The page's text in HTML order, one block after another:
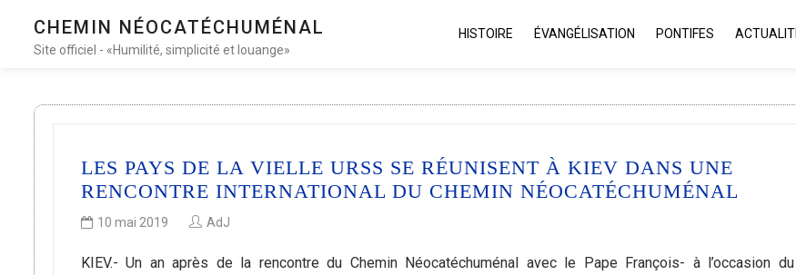
CHEMIN NÉOCATÉCHUMÉNAL
Site officiel - «Humilité, simplicité et louange»
HISTOIRE ÉVANGÉLISATION PONTIFES
LES PAYS DE LA VIELLE URSS SE RÉUNISENT À KIEV DANS UNE
RENCONTRE INTERNATIONAL DU CHEMIN NÉOCATÉCHUMÉNAL
10 mai 2019 AdJ
KIEV.- Un an après de la rencontre du Chemin Néocatéchuménal avec le Pape François- à l’occasion